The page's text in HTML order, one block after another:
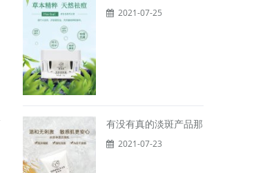
2021-07-25
有没有真的淡斑产品那
2021-07-23